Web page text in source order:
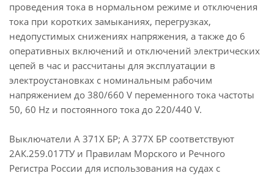
проведения тока в нормальном режиме и отключения
тока при коротких замыканиях, перегрузках,
недопустимых снижениях напряжения, а также до 6
оперативных включений и отключений электрических
цепей в час и рассчитаны для эксплуатации в
электроустановках с номинальным рабочим
напряжением до 380/660 V переменного тока частоты
50, 60 Hz и постоянного тока до 220/440 V.
Выключатели А 371Х БР; А 377Х БР соответствуют
2АК.259.017ТУ и Правилам Морского и Речного
Регистра России для использования на судах с